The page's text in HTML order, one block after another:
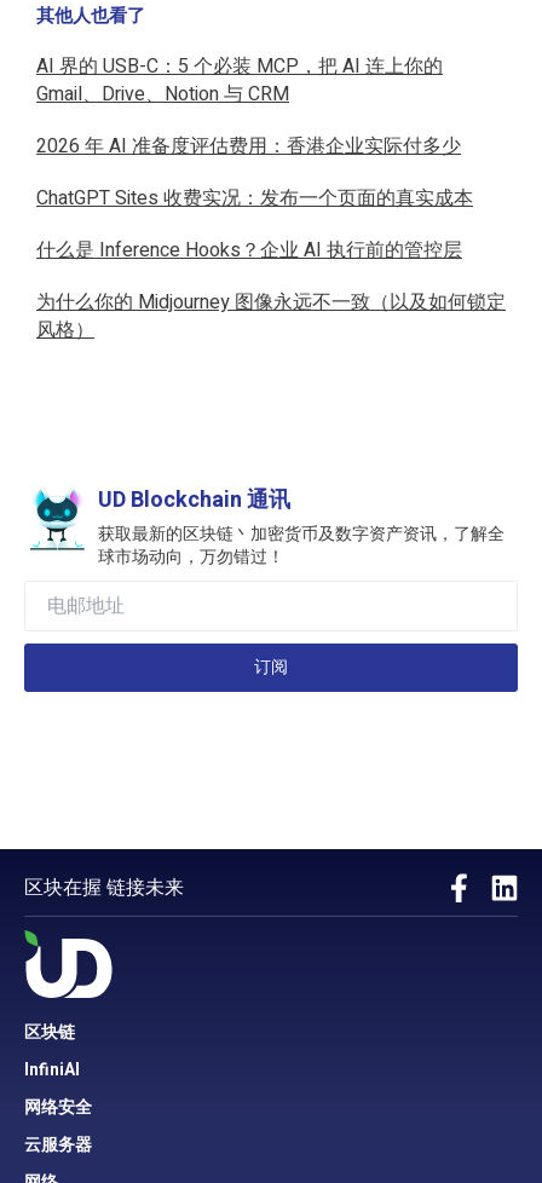
其他人也看了
AI 界的 USB-C：5 个必装 MCP，把 AI 连上你的
Gmail、Drive、Notion 与 CRM
2026 年 AI 准备度评估费用：香港企业实际付多少
ChatGPT Sites 收费实况：发布一个页面的真实成本
什么是 Inference Hooks？企业 AI 执行前的管控层
为什么你的 Midjourney 图像永远不一致（以及如何锁定
风格）
UD Blockchain 通讯
获取最新的区块链丶加密货币及数字资产资讯，了解全
球市场动向，万勿错过！
订阅
区块在握 链接未来
区块链
InfiniAI
网络安全
云服务器